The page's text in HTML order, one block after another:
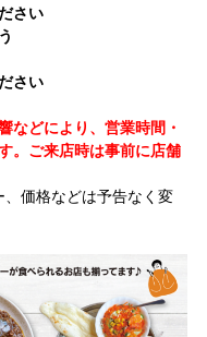
さい
ょう
さい
などにより、営業時間・
。ご来店時は事前に店舗
価格などは予告なく変